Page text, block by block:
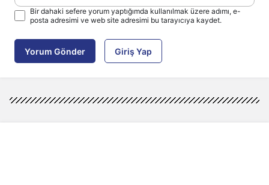
Bir dahaki sefere yorum yaptığımda kullanılmak üzere adımı, e-
posta adresimi ve web site adresimi bu tarayıcıya kaydet.
Yorum Gönder Giriş Yap